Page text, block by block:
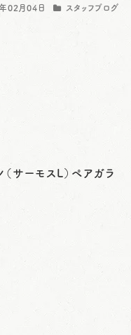
02月04日 スタッフブログ
サーモスL）ペアガラ
t